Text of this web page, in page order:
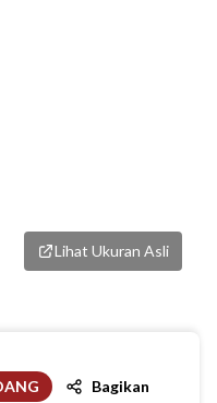
Lihat Ukuran Asli
Bagikan